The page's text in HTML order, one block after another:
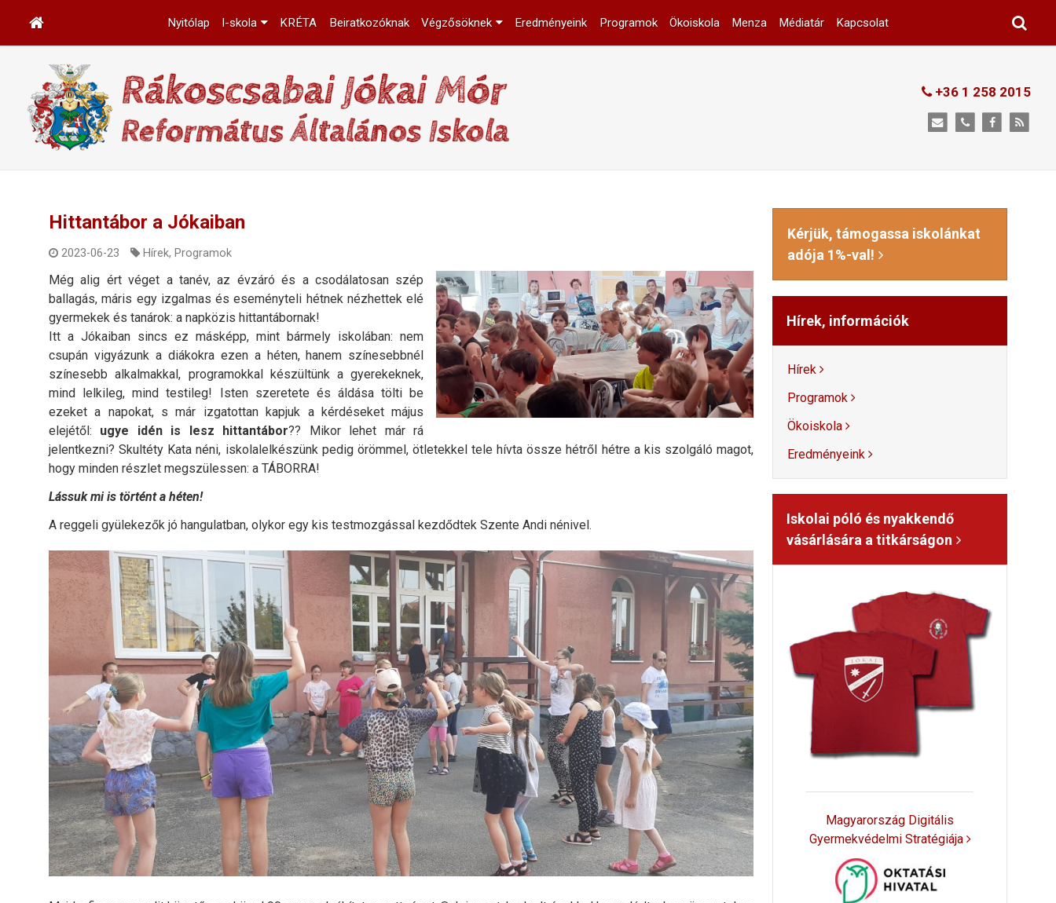
Nyitólap I-skola KRÉTA Beiratkozóknak Végzősöknek Eredményeink Programok Ökoiskola Menza Médiatár Kapcsolat
+36 1 258 2015
Hittantábor a Jókaiban
2023-06-23 Hírek, Programok
Még alig ért véget a tanév, az évzáró és a csodálatosan szép
ballagás, máris egy izgalmas és eseményteli hétnek nézhettek elé
gyermekek és tanárok: a napközis hittantábornak!
Itt a Jókaiban sincs ez másképp, mint bármely iskolában: nem
csupán vigyázunk a diákokra ezen a héten, hanem színesebbnél
színesebb alkalmakkal, programokkal készültünk a gyerekeknek,
mind lelkileg, mind testileg! Isten szeretete és áldása tölti be
ezeket a napokat, s már izgatottan kapjuk a kérdéseket május
elejétől: ugye idén is lesz hittantábor?? Mikor lehet már rá
jelentkezni? Skultéty Kata néni, iskolalelkészünk pedig örömmel, ötletekkel tele hívta össze hétről hétre a kis szolgáló magot,
hogy minden részlet megszülessen: a TÁBORRA!
Lássuk mi is történt a héten!
A reggeli gyülekezők jó hangulatban, olykor egy kis testmozgással kezdődtek Szente Andi nénivel.
Kérjük, támogassa iskolánkat
adója 1%-val!
Hírek, információk
Hírek
Programok
Ökoiskola
Eredményeink
Iskolai póló és nyakkendő
vásárlására a titkárságon
Magyarország Digitális
Gyermekvédelmi Stratégiája